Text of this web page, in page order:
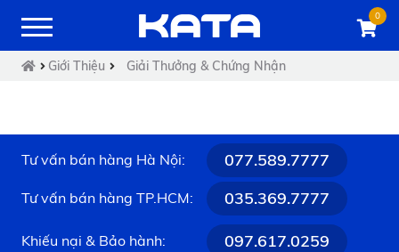
0
Giới Thiệu Giải Thưởng & Chứng Nhận
Tư vấn bán hàng Hà Nội: 077.589.7777
Tư vấn bán hàng TP.HCM: 035.369.7777
Khiếu nại & Bảo hành: 097.617.0259